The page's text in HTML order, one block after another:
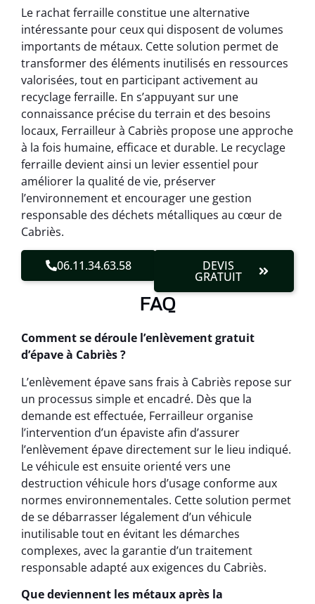
Le rachat ferraille constitue une alternative
intéressante pour ceux qui disposent de volumes
importants de métaux. Cette solution permet de
transformer des éléments inutilisés en ressources
valorisées, tout en participant activement au
recyclage ferraille. En s’appuyant sur une
connaissance précise du terrain et des besoins
locaux, Ferrailleur à Cabriès propose une approche
à la fois humaine, efficace et durable. Le recyclage
ferraille devient ainsi un levier essentiel pour
améliorer la qualité de vie, préserver
l’environnement et encourager une gestion
responsable des déchets métalliques au cœur de
Cabriès.
06.11.34.63.58 DEVIS
GRATUIT
FAQ
Comment se déroule l’enlèvement gratuit
d’épave à Cabriès ?
L’enlèvement épave sans frais à Cabriès repose sur
un processus simple et encadré. Dès que la
demande est effectuée, Ferrailleur organise
l’intervention d’un épaviste afin d’assurer
l’enlèvement épave directement sur le lieu indiqué.
Le véhicule est ensuite orienté vers une
destruction véhicule hors d’usage conforme aux
normes environnementales. Cette solution permet
de se débarrasser légalement d’un véhicule
inutilisable tout en évitant les démarches
complexes, avec la garantie d’un traitement
responsable adapté aux exigences du Cabriès.
Que deviennent les métaux après la